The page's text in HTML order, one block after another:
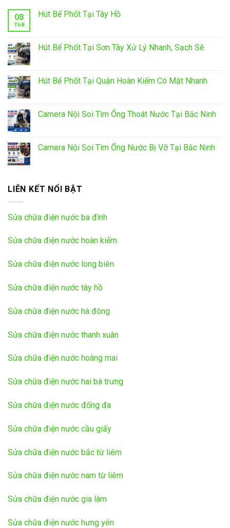
08
Th8
Hút Bể Phốt Tại Tây Hồ
Hút Bể Phốt Tại Sơn Tây Xử Lý Nhanh, Sạch Sẽ
Hút Bể Phốt Tại Quận Hoàn Kiếm Có Mặt Nhanh
Camera Nội Soi Tìm Ống Thoát Nước Tại Bắc Ninh
Camera Nội Soi Tìm Ống Nước Bị Vỡ Tại Bắc Ninh
LIÊN KẾT NỔI BẬT
Sửa chữa điện nước ba đình
Sửa chữa điện nước hoàn kiếm
Sửa chữa điện nước long biên
Sửa chữa điện nước tây hồ
Sửa chữa điện nước hà đông
Sửa chữa điện nước thanh xuân
Sửa chữa điện nước hoàng mai
Sửa chữa điện nước hai bà trưng
Sửa chữa điện nước đống đa
Sửa chữa điện nước cầu giấy
Sửa chữa điện nước bắc từ liêm
Sửa chữa điện nước nam từ liêm
Sửa chữa điện nước gia lâm
Sửa chữa điện nước hưng yên